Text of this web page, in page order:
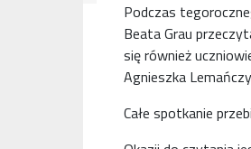
Podczas
Beata Grau
się również
Agnieszka
Całe spotkanie